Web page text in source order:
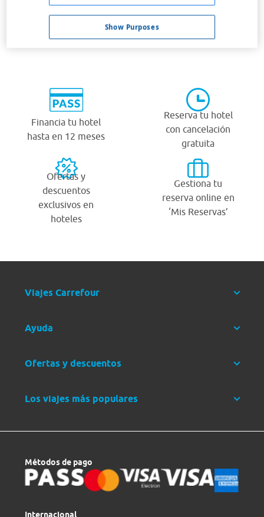
¿Por qué viajar con Viajes Carrefour?
Financia tu hotel
hasta en 12 meses
Reserva tu hotel
con cancelación
gratuita
Ofertas y
descuentos
exclusivos en
hoteles
Gestiona tu
reserva online en
‘Mis Reservas’
Viajes Carrefour
Ayuda
Ofertas y descuentos
Los viajes más populares
Métodos de pago
Internacional
Show Purposes